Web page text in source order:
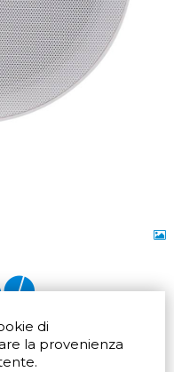
di
la provenienza
Tel. +39 039 672520
Fax +39 039 672568
Email